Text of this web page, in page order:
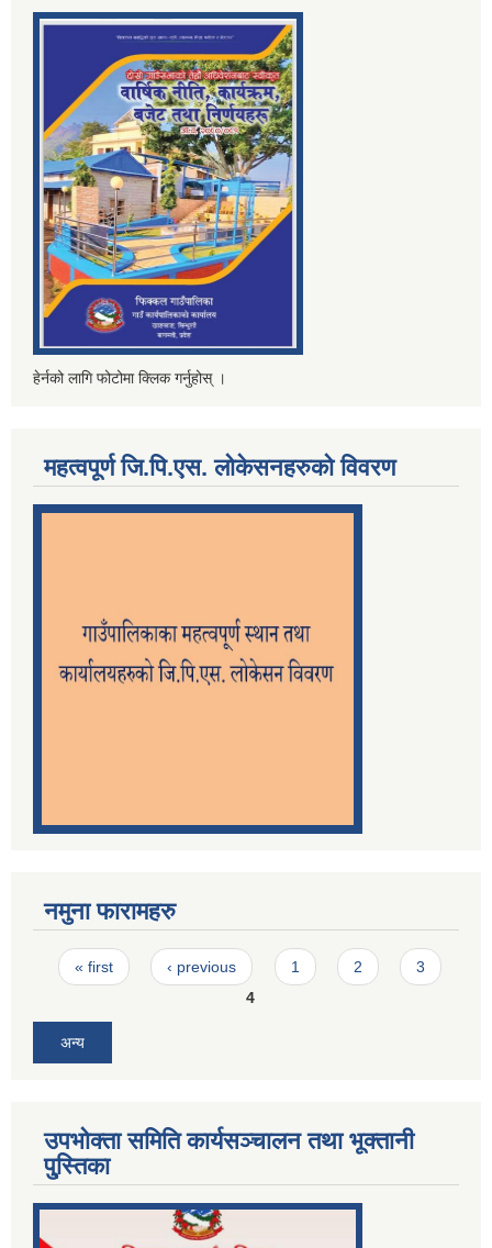
हेर्नको लागि फोटोमा क्लिक गर्नुहोस् ।
महत्वपूर्ण जि.पि.एस. लोकेसनहरुको विवरण
नमुना फारामहरु
Pages
« first ‹ previous 1 2
3
4
अन्य
उपभोक्ता समिति कार्यसञ्चालन तथा भूक्तानी
पु्स्तिका